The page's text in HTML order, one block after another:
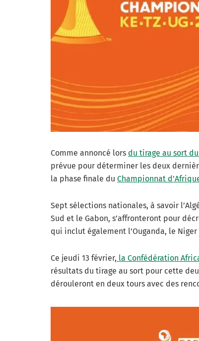
Comme annoncé lors du tirage au sort
prévue pour déterminer les deux
la phase finale du Championnat
Sept sélections nationales, à savoir
Sud et le Gabon, s’affronteront pour
qui inclut également l’Ouganda, le Niger
Ce jeudi 13 février, la Confédération
résultats du tirage au sort pour cette
dérouleront en deux tours avec des